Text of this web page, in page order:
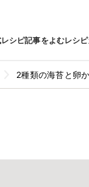
シピ記事をよむレシ
2種類の海苔と卵